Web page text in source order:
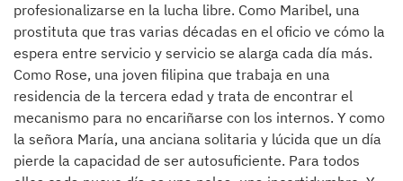
profesionalizarse en la lucha libre. Como Maribel, una
prostituta que tras varias décadas en el oficio ve cómo la
espera entre servicio y servicio se alarga cada día más.
Como Rose, una joven filipina que trabaja en una
residencia de la tercera edad y trata de encontrar el
mecanismo para no encariñarse con los internos. Y como
la señora María, una anciana solitaria y lúcida que un día
pierde la capacidad de ser autosuficiente. Para todos